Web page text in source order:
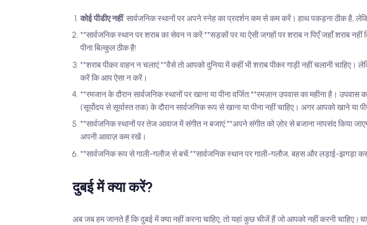
कोई पीडीए नहीं: सार्वजनिक स्थानों पर अपने स्नेह का प्रदर्शन कम से कम करें। हाथ पकड़ना ठीक है,
**सार्वजनिक स्थान पर शराब का सेवन न करें:**सड़कों पर या ऐसी जगहों पर शराब न पिएँ जहाँ शराब
पीना बिल्कुल ठीक है!
**शराब पीकर वाहन न चलाएं:**वैसे तो आपको दुनिया में कहीं भी शराब पीकर गाड़ी नहीं चलानी
करें कि आप ऐसा न करें।
**रमजान के दौरान सार्वजनिक स्थानों पर खाना या पीना वर्जित:**रमज़ान उपवास का महीना है।
(सूर्योदय से सूर्यास्त तक) के दौरान सार्वजनिक रूप से खाना या पीना नहीं चाहिए। अगर आपको खाने
**सार्वजनिक स्थानों पर तेज आवाज में संगीत न बजाएं:**अपने संगीत को ज़ोर से बजाना नापसंद किया
अपनी आवाज़ कम रखें।
**सार्वजनिक रूप से गाली-गलौज से बचें:**सार्वजनिक स्थान पर गाली-गलौज, बहस और लड़ाई-झगड़ा
दुबई में क्या करें?
अब जब हम जानते हैं कि दुबई में क्या नहीं करना चाहिए, तो यहां कुछ चीजें हैं जो आपको नहीं करनी चाहिए।